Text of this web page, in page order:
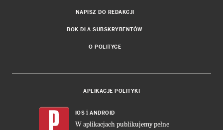
NAPISZ DO REDAKCJI
BOK DLA SUBSKRYBENTÓW
O POLITYCE
APLIKACJE POLITYKI
IOS i ANDROID
W aplikacjach publikujemy pełne